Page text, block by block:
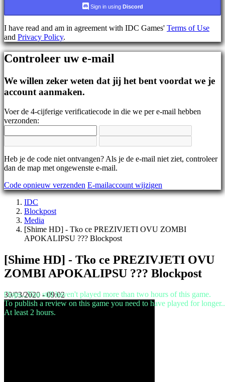
BS
DA
DE
EL
EN
FI
FR
HR
JA
KO
PL
PT
RO
SR
SV
De
game
De
game
Sign in using Discord
I have read and am in agreement with IDC Games' Terms of Use
and Privacy Policy.
Controleer uw e-mail
We willen zeker weten dat jij het bent voordat we je
account aanmaken.
Voer de 4-cijferige verificatiecode in die we per e-mail hebben
verzonden:
Heb je de code niet ontvangen? Als je de e-mail niet ziet, controleer
dan de map met ongewenste e-mail.
Code opnieuw verzenden E-mailaccount wijzigen
IDC
Blockpost
Media
[Shime HD] - Tko ce PREZIVJETI OVU ZOMBI
APOKALIPSU ??? Blockpost
[Shime HD] - Tko ce PREZIVJETI OVU
ZOMBI APOKALIPSU ??? Blockpost
30/03/2020 - 09:02
Oops...You still haven't played more than two hours of this game.
To publish a review on this game you need to have played for
At least 2 hours.